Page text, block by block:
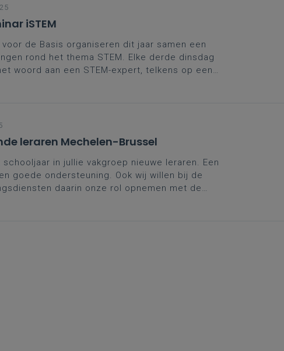
iSTEM
voor de Basis organiseren dit jaar samen een
rond het thema STEM. Elke derde dinsdag
woord aan een STEM-expert, telkens op een
leraren Mechelen-Brussel
in jullie vakgroep nieuwe leraren. Een
goede ondersteuning. Ook wij willen bij de
daarin onze rol opnemen met de